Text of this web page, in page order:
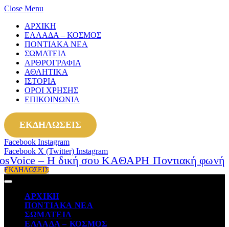
Close Menu
ΑΡΧΙΚΗ
ΕΛΛΑΔΑ – ΚΟΣΜΟΣ
ΠΟΝΤΙΑΚΑ ΝΕΑ
ΣΩΜΑΤΕΙΑ
ΑΡΘΡΟΓΡΑΦΙΑ
ΑΘΛΗΤΙΚΑ
ΙΣΤΟΡΙΑ
ΟΡΟΙ ΧΡΗΣΗΣ
ΕΠΙΚΟΙΝΩΝΙΑ
ΕΚΔΗΛΩΣΕΙΣ
Facebook Instagram
Facebook X (Twitter) Instagram
ΕΚΔΗΛΩΣΕΙΣ
ΑΡΧΙΚΗ
ΠΟΝΤΙΑΚΑ ΝΕΑ
ΣΩΜΑΤΕΙΑ
ΕΛΛΑΔΑ – ΚΟΣΜΟΣ